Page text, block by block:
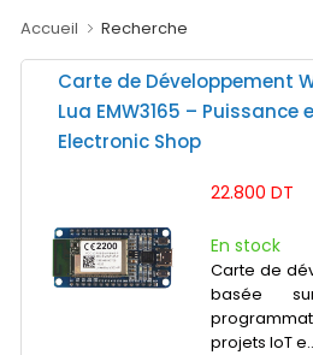
Accueil Recherche
Carte de Développement
Lua EMW3165 – Puissance
Electronic Shop
22.800 DT
En stock
Carte de
basée
projets IoT